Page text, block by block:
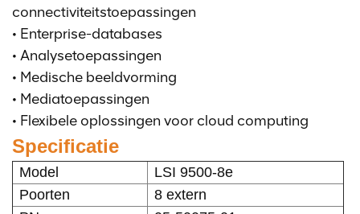
connectiviteitstoepassingen
• Enterprise-databases
• Analysetoepassingen
• Medische beeldvorming
• Mediatoepassingen
• Flexibele oplossingen voor cloud computing
Specificatie
Model
LSI 9500-8e
Poorten
8 extern